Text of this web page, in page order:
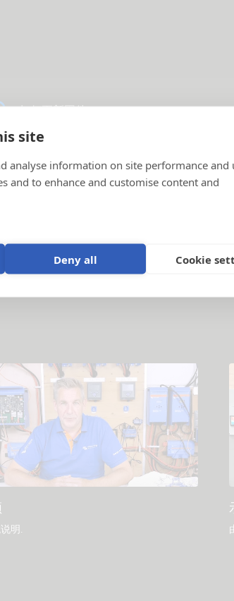
site
analyse information on site performance and
and to enhance and customise content and
Deny all Cookie
如何更新固件
VRM - 远程监控常见问题解答
一般下载和文档
明 .